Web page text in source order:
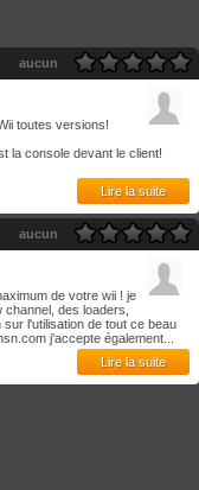
aucun
toutes versions!
la console devant le client!
Lire la suite
aucun
de votre wii ! je
des loaders,
l'utilisation de tout ce beau
j'accepte également...
Lire la suite